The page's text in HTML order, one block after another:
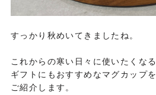
すっかり秋めいてきましたね。
これからの寒い日々に使いたくなる
ギフトにもおすすめなマグカップを
ご紹介します。